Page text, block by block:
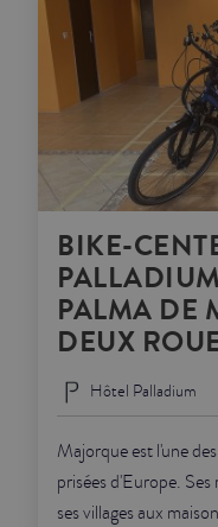
BIKE-
PALMA DE
DEUX
Hôtel Palladium
Majorque est l'une
prisées d'Europe.
ses villages aux